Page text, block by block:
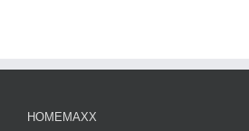
HOMEMAXX